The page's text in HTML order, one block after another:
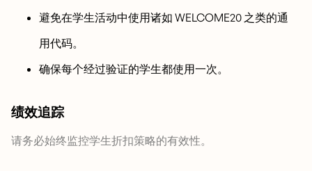
避免在学生活动中使用诸如 WELCOME20 之类的通
用代码。
确保每个经过验证的学生都使用一次。
绩效追踪
请务必始终监控学生折扣策略的有效性。